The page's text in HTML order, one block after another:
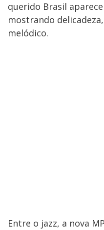
querido Brasil
mostrando
melódico.
Entre o jazz, a nova